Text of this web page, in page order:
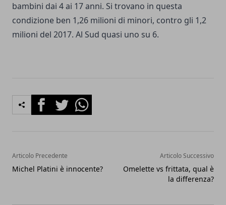
bambini dai 4 ai 17 anni. Si trovano in questa
condizione ben 1,26 milioni di minori, contro gli 1,2
milioni del 2017. Al Sud quasi uno su 6.
FacebookTwitterWhatsapp
Articolo Precedente
Michel Platini è innocente?
Articolo Successivo
Omelette vs frittata, qual è
la differenza?